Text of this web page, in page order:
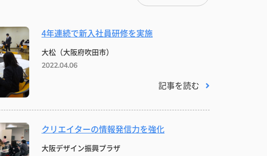
4年連続で新入社員研修を実施
大松（大阪府吹田市）
2022.04.06
記事を読む
クリエイターの情報発信力を強化
大阪デザイン振興プラザ